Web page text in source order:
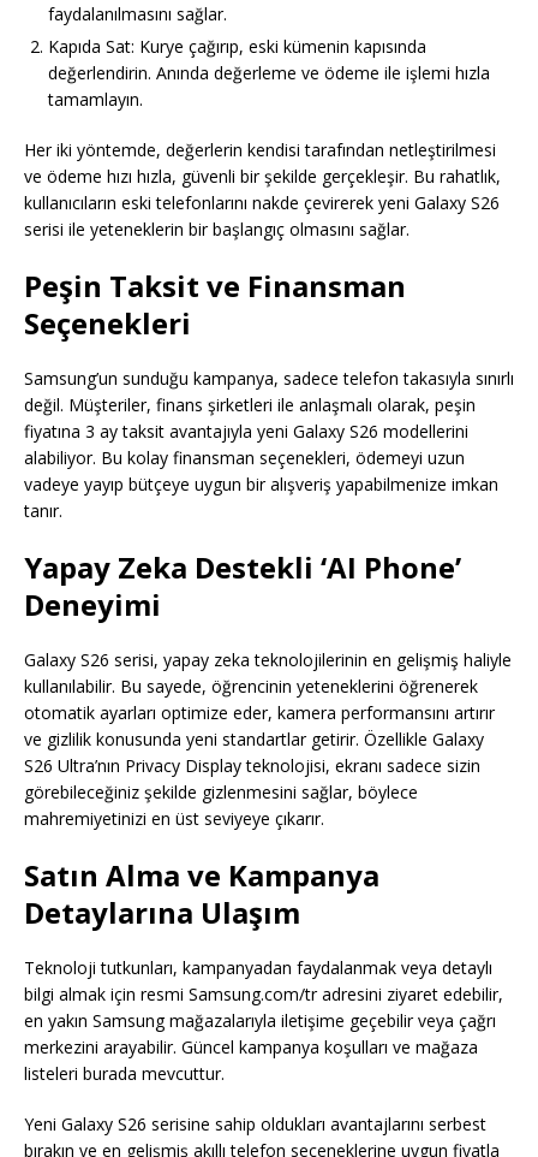
faydalanılmasını sağlar.
Kapıda Sat: Kurye çağırıp, eski kümenin kapısında
değerlendirin. Anında değerleme ve ödeme ile işlemi hızla
tamamlayın.
Her iki yöntemde, değerlerin kendisi tarafından netleştirilmesi
ve ödeme hızı hızla, güvenli bir şekilde gerçekleşir. Bu rahatlık,
kullanıcıların eski telefonlarını nakde çevirerek yeni Galaxy S26
serisi ile yeteneklerin bir başlangıç ​​olmasını sağlar.
Peşin Taksit ve Finansman
Seçenekleri
Samsung’un sunduğu kampanya, sadece telefon takasıyla sınırlı
değil. Müşteriler, finans şirketleri ile anlaşmalı olarak, peşin
fiyatına 3 ay taksit avantajıyla yeni Galaxy S26 modellerini
alabiliyor. Bu kolay finansman seçenekleri, ödemeyi uzun
vadeye yayıp bütçeye uygun bir alışveriş yapabilmenize imkan
tanır.
Yapay Zeka Destekli ‘AI Phone’
Deneyimi
Galaxy S26 serisi, yapay zeka teknolojilerinin en gelişmiş haliyle
kullanılabilir. Bu sayede, öğrencinin yeteneklerini öğrenerek
otomatik ayarları optimize eder, kamera performansını artırır
ve gizlilik konusunda yeni standartlar getirir. Özellikle Galaxy
S26 Ultra’nın Privacy Display teknolojisi, ekranı sadece sizin
görebileceğiniz şekilde gizlenmesini sağlar, böylece
mahremiyetinizi en üst seviyeye çıkarır.
Satın Alma ve Kampanya
Detaylarına Ulaşım
Teknoloji tutkunları, kampanyadan faydalanmak veya detaylı
bilgi almak için resmi Samsung.com/tr adresini ziyaret edebilir,
en yakın Samsung mağazalarıyla iletişime geçebilir veya çağrı
merkezini arayabilir. Güncel kampanya koşulları ve mağaza
listeleri burada mevcuttur.
Yeni Galaxy S26 serisine sahip oldukları avantajlarını serbest
bırakın ve en gelişmiş akıllı telefon seçeneklerine uygun fiyatla